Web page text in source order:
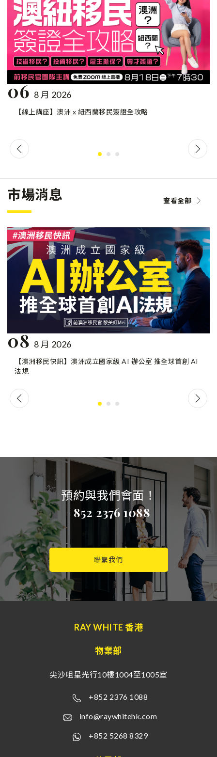
06 8 月 2026
【線上講座】澳洲 x 紐西蘭移民簽證全攻略
市場消息 查看全部
08 8 月 2026
【澳洲移民快訊】澳洲成立國家級 AI 辦公室 推全球首創 AI
法規
預約與我們會面！
+852 2376 1088
聯繫我們
RAY WHITE 香港
物業部
尖沙咀星光行10樓1004至1005室
+852 2376 1088
info@raywhitehk.com
+852 5268 8329